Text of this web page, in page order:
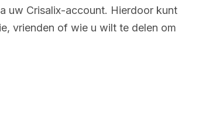
uw Crisalix-account. Hierdoor kunt
vrienden of wie u wilt te delen om